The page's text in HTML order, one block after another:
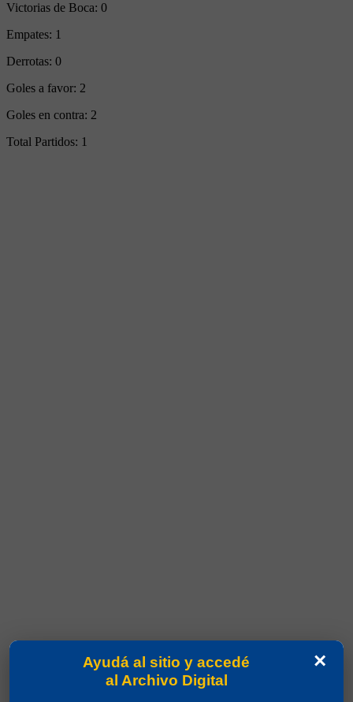
Victorias de Boca: 0
Empates: 1
Derrotas: 0
Goles a favor: 2
Goles en contra: 2
Total Partidos: 1
×
Ayudá al sitio y accedé
al Archivo Digital